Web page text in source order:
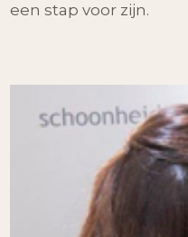
een stap voor zijn.